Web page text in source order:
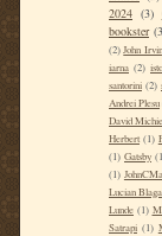
2024 (3)
bookster
(2)John
iarna (2)
santorini (2)
Andrei Plesu
David Michie
Herbert (1)
(1) Gatsby
(1)
Lucian Blaga
Lunde (1)
Satrapi (1)